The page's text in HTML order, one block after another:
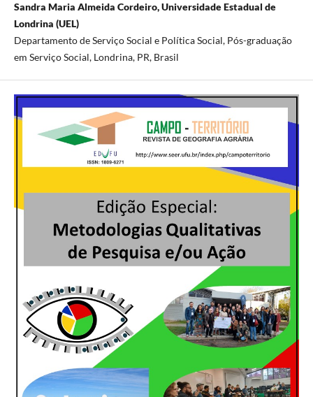
Sandra Maria Almeida Cordeiro, Universidade Estadual de
Londrina (UEL)
Departamento de Serviço Social e Política Social, Pós-graduação
em Serviço Social, Londrina, PR, Brasil